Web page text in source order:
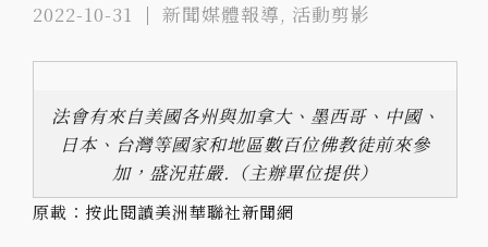
2022-10-31 新聞媒體報導, 活動剪影
法會有來自美國各州與加拿大、墨西哥、中國、
日本、台灣等國家和地區數百位佛教徒前來參
加，盛況莊嚴.（主辦單位提供）
原載： 按此閱讀美洲華聯社新聞網